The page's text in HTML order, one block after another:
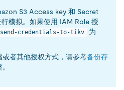
S3 Access key 和 Secret
模拟。如果使用 IAM Role 授
credentials-to-tikv 为
或者其他授权方式，请参考备份存